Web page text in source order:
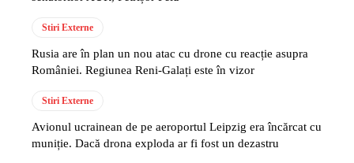
Stiri Externe
Rusia are în plan un nou atac cu drone cu reacție asupra
României. Regiunea Reni-Galați este în vizor
Stiri Externe
Avionul ucrainean de pe aeroportul Leipzig era încărcat cu
muniție. Dacă drona exploda ar fi fost un dezastru